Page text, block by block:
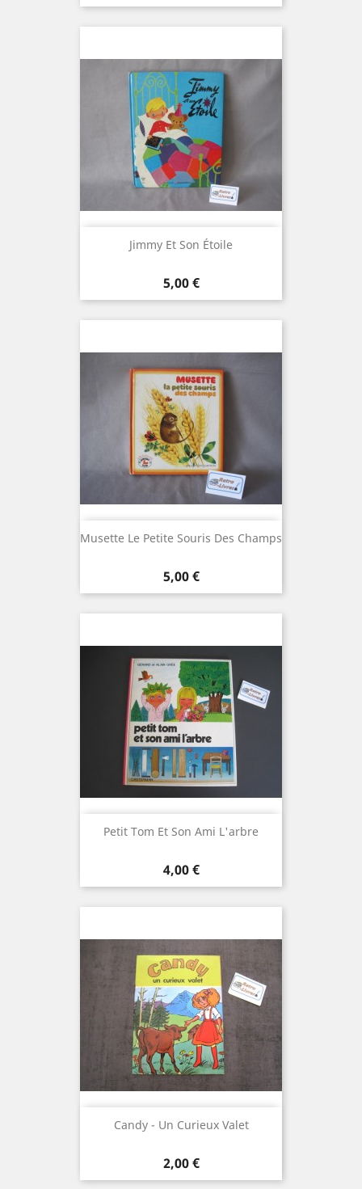
Jimmy Et Son Étoile
Prix
5,00 €
Musette Le Petite Souris Des Champs
Prix
5,00 €
Petit Tom Et Son Ami L'arbre
Prix
4,00 €
Candy - Un Curieux Valet
Prix
2,00 €